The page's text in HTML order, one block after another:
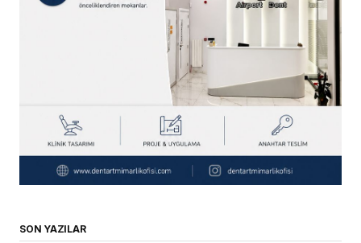
SON YAZILAR